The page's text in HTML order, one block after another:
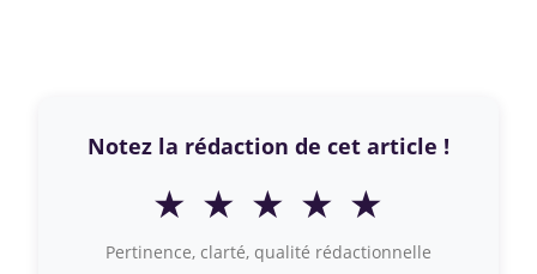
Notez la rédaction de cet article !
★ ★ ★ ★ ★
Pertinence, clarté, qualité rédactionnelle